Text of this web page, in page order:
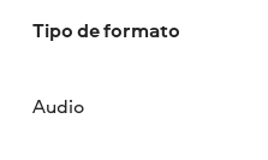
Tipo de formato
Audio